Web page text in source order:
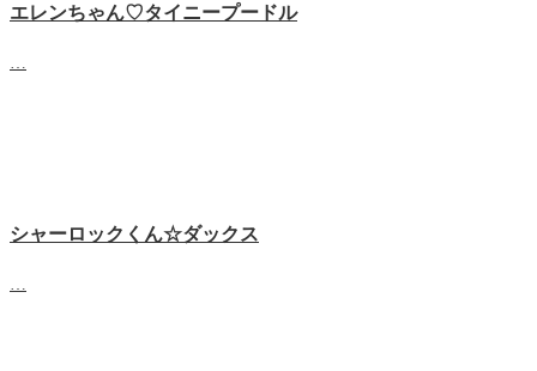
エレンちゃん♡タイニープードル
シャーロックくん☆ダックス